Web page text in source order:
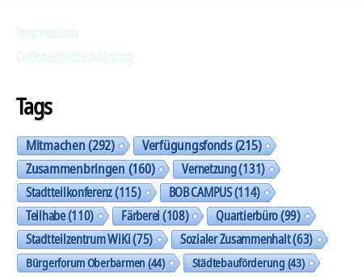
Tags
Mitmachen(292) Verfügungsfonds(215)
Zusammenbringen(160) Vernetzung(131)
Stadtteilkonferenz(115) BOB CAMPUS(114)
Teilhabe(110) Färberei(108) Quartierbüro(99)
Stadtteilzentrum WiKi(75) Sozialer Zusammenhalt(63)
Bürgerforum Oberbarmen(44) Städtebauförderung(43)